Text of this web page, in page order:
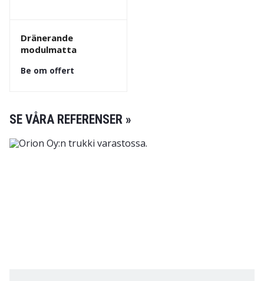
Dränerande
modulmatta
Be om offert
SE VÅRA REFERENSER »